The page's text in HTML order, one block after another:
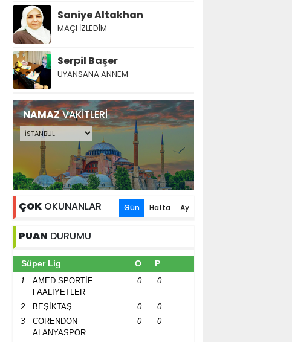
Saniye Altakhan
MAÇI İZLEDİM
Serpil Başer
UYANSANA ANNEM
NAMAZVAKİTLERİ
ÇOK OKUNANLAR Gün Hafta Ay
PUAN DURUMU
Süper Lig O P
1
AMED SPORTİF
FAALİYETLER
0 0
2 BEŞİKTAŞ 0
0
3
CORENDON
ALANYASPOR
0 0